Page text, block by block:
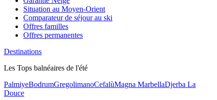
Situation au Moyen-Orient
Comparateur de séjour au ski
Offres familles
Offres permanentes
Destinations
Les Tops balnéaires de l'été
PalmiyeBodrumGregolimanoCefalùMagna MarbellaDjerba La
Douce